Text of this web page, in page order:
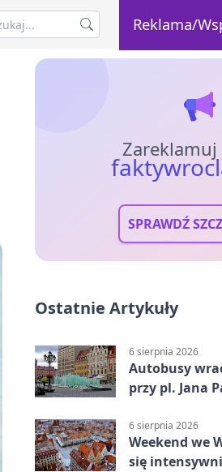
Reklama/
Zareklamuj
SPRAWDŹ
Ostatnie Artykuły
6 sierpnia 2026
Autobusy
przy pl. Jana
6 sierpnia 2026
Weekend we
się